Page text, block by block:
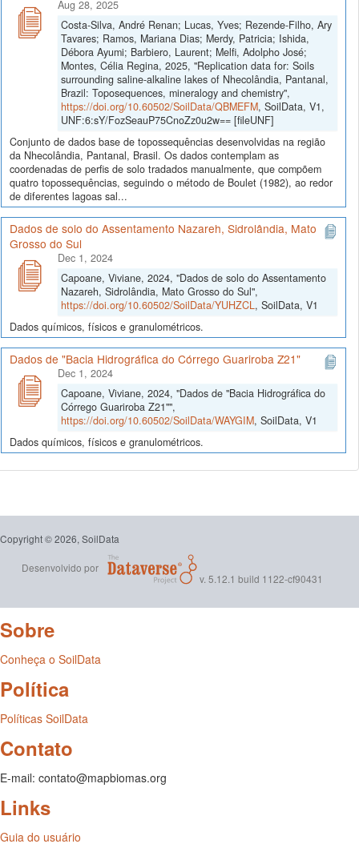
Aug 28, 2025
Costa-Silva, André Renan; Lucas, Yves; Rezende-Filho, Ary
Tavares; Ramos, Mariana Dias; Merdy, Patricia; Ishida,
Débora Ayumi; Barbiero, Laurent; Melfi, Adolpho José;
Montes, Célia Regina, 2025, "Replication data for: Soils
surrounding saline-alkaline lakes of Nhecolândia, Pantanal,
Brazil: Toposequences, mineralogy and chemistry",
https://doi.org/10.60502/SoilData/QBMEFM, SoilData, V1,
UNF:6:sY/FozSeauP75CnoZz0u2w== [fileUNF]
Conjunto de dados base de topossequências desenvolvidas na região
da Nhecolândia, Pantanal, Brasil. Os dados contemplam as
coordenadas de perfis de solo tradados manualmente, que compõem
quatro topossequências, seguindo o método de Boulet (1982), ao redor
de diferentes lagoas sal...
Dados de solo do Assentamento Nazareh, Sidrolândia, Mato
Grosso do Sul
Dec 1, 2024
Capoane, Viviane, 2024, "Dados de solo do Assentamento
Nazareh, Sidrolândia, Mato Grosso do Sul",
https://doi.org/10.60502/SoilData/YUHZCL, SoilData, V1
Dados químicos, físicos e granulométricos.
Dados de "Bacia Hidrográfica do Córrego Guariroba Z21"
Dec 1, 2024
Capoane, Viviane, 2024, "Dados de "Bacia Hidrográfica do
Córrego Guariroba Z21"",
https://doi.org/10.60502/SoilData/WAYGIM, SoilData, V1
Dados químicos, físicos e granulométricos.
Copyright © 2026, SoilData
Desenvolvido por
v. 5.12.1 build 1122-cf90431
Sobre
Conheça o SoilData
Política
Políticas SoilData
Contato
E-mail: contato@mapbiomas.org
Links
Guia do usuário